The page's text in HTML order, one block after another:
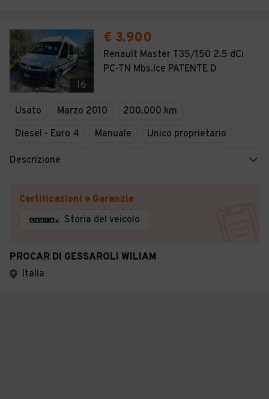
16
€ 3.900
Renault Master T35/150 2.5 dCi
PC-TN Mbs.Ice PATENTE D
Usato Marzo 2010
200.000 km
Diesel - Euro 4
Manuale Unico proprietario
Descrizione
Certificazioni e Garanzie
Storia del veicolo
PROCAR DI GESSAROLI WILIAM
Italia